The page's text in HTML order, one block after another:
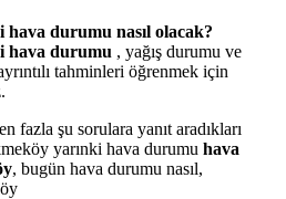
durumu nasıl olacak?
hava durumu , yağış durumu ve
tahminleri öğrenmek için
fazla şu sorulara yanıt aradıkları
yarınki hava durumu hava
, bugün hava durumu nasıl,